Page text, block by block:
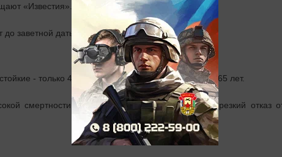
«Известия».
до заветной даты 60 процентов.
- только 40 процентов из них не доживали до 65 лет.
смертности среди трезвенников стал именно резкий отказ